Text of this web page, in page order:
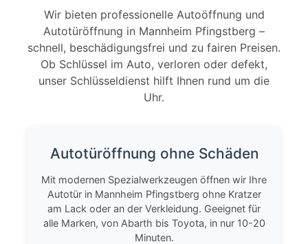
Wir bieten professionelle Autoöffnung und
Autotüröffnung in Mannheim Pfingstberg –
schnell, beschädigungsfrei und zu fairen Preisen.
Ob Schlüssel im Auto, verloren oder defekt,
unser Schlüsseldienst hilft Ihnen rund um die
Uhr.
Autotüröffnung ohne Schäden
Mit modernen Spezialwerkzeugen öffnen wir Ihre
Autotür in Mannheim Pfingstberg ohne Kratzer
am Lack oder an der Verkleidung. Geeignet für
alle Marken, von Abarth bis Toyota, in nur 10-20
Minuten.